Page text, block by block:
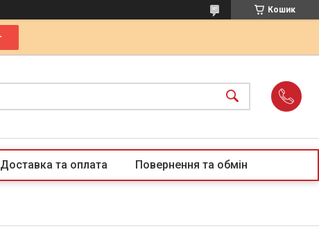
Кошик
Доставка та оплата Повернення та обмін